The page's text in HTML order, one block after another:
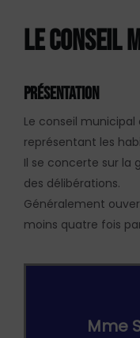
LE CONSEIL
PRÉSENTATION
Le conseil municipal
représentant les
Il se concerte sur la
des délibérations.
Généralement
moins quatre fois
Mme